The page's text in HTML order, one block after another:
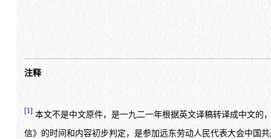
注释
[1] 本文不是中文原件，是一九二一年根据英文译稿转译成中文的
信》的时间和内容初步判定，是参加远东劳动人民代表大会中国